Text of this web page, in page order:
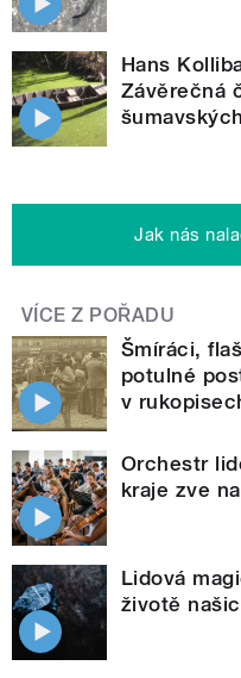
Hans
Závěrečná
Jak nás
VÍCE Z POŘADU
Šmíráci,
potulné
v
Orchestr
kraje zve
Lidová
životě